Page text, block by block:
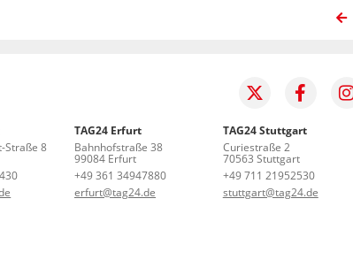
Straße 8
TAG24 Erfurt
Bahnhofstraße 38
99084 Erfurt
+49 361 34947880
erfurt@tag24.de
TAG24 Stuttgart
Curiestraße 2
70563 Stuttgart
+49 711 21952530
stuttgart@tag24.de